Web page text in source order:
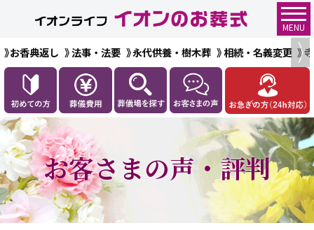
MENU
お香典返し 法事・法要 永代供養・樹木葬 相続・名義変更
お客さまの声・評判